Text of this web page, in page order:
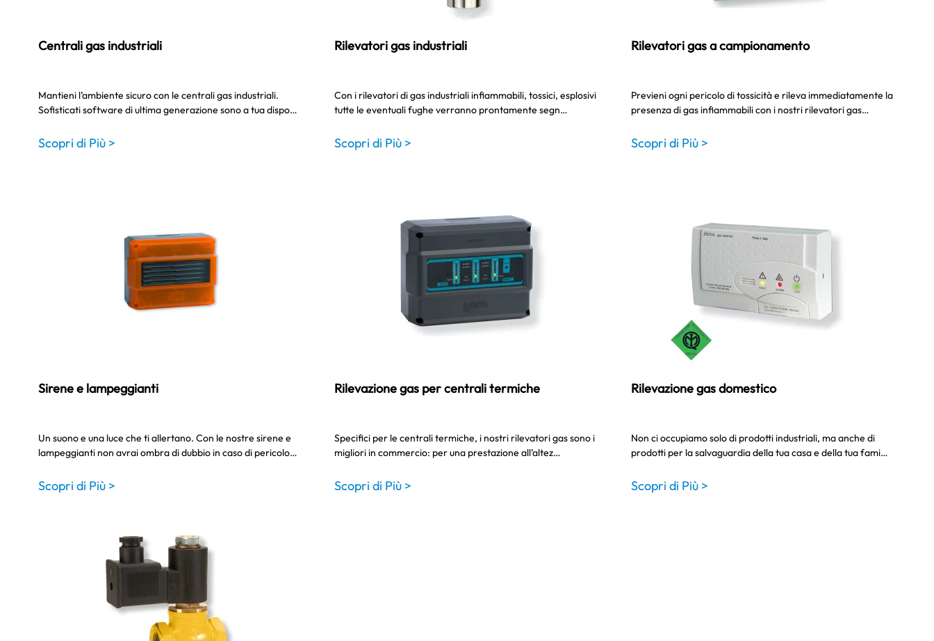
Centrali gas industriali
Mantieni l’ambiente sicuro con le centrali gas industriali.
Sofisticati software di ultima generazione sono a tua dispo…
Scopri di Più >
Rilevatori gas industriali
Con i rilevatori di gas industriali infiammabili, tossici, esplosivi
tutte le eventuali fughe verranno prontamente segn…
Scopri di Più >
Rilevatori gas a campionamento
Previeni ogni pericolo di tossicità e rileva immediatamente la
presenza di gas infiammabili con i nostri rilevatori gas…
Scopri di Più >
Sirene e lampeggianti
Un suono e una luce che ti allertano. Con le nostre sirene e
lampeggianti non avrai ombra di dubbio in caso di pericolo…
Scopri di Più >
Rilevazione gas per centrali termiche
Specifici per le centrali termiche, i nostri rilevatori gas sono i
migliori in commercio: per una prestazione all’altez…
Scopri di Più >
Rilevazione gas domestico
Non ci occupiamo solo di prodotti industriali, ma anche di
prodotti per la salvaguardia della tua casa e della tua fami…
Scopri di Più >